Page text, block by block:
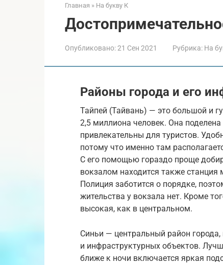
Главная » На букву К
Опубликовано:21 Сен 2021 Рубрика: На
Районы города и его
Тайпей (Тайвань) — это большой и
2,5 миллиона человек. Она
привлекательны для туристов.
потому что именно там
С его помощью гораздо проще
вокзалом находится также
Полиция заботится о порядке,
жительства у вокзала нет. Кроме
высокая, как в центральном.
Синьи — центральный район
и инфраструктурных объектов.
ближе к ночи включается яркая